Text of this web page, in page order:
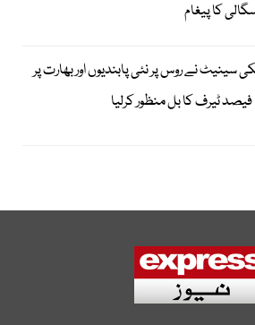
کا پیغام
سینیٹ نے روس پر نئی پابندیوں اور بھارت پر